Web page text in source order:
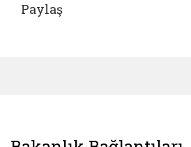
Paylaş